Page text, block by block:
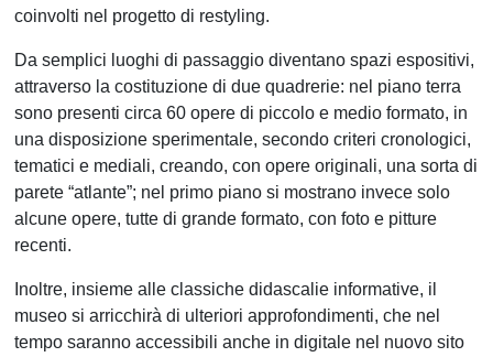
coinvolti nel progetto di restyling.
Da semplici luoghi di passaggio diventano spazi espositivi,
attraverso la costituzione di due quadrerie: nel piano terra
sono presenti circa 60 opere di piccolo e medio formato, in
una disposizione sperimentale, secondo criteri cronologici,
tematici e mediali, creando, con opere originali, una sorta di
parete “atlante”; nel primo piano si mostrano invece solo
alcune opere, tutte di grande formato, con foto e pitture
recenti.
Inoltre, insieme alle classiche didascalie informative, il
museo si arricchirà di ulteriori approfondimenti, che nel
tempo saranno accessibili anche in digitale nel nuovo sito